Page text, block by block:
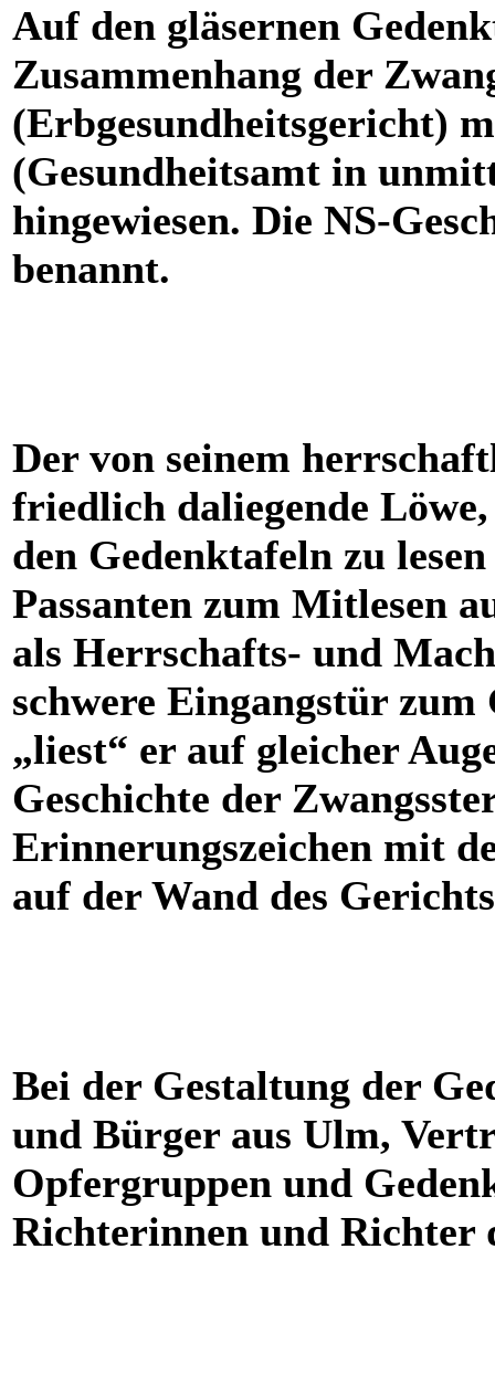
Auf den gläsernen
Zusammenhang der
(Erbgesundheitsgericht)
(Gesundheitsamt in
hingewiesen. Die NS-
benannt.
Der von seinem
friedlich daliegende
den Gedenktafeln zu
Passanten zum Mitlesen
als Herrschafts- und
schwere Eingangstür
„liest“ er auf gleicher
Geschichte der
Erinnerungszeichen mit
auf der Wand des
Bei der Gestaltung der
und Bürger aus Ulm,
Opfergruppen und
Richterinnen und Richter